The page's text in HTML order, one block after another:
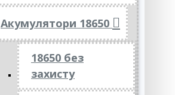
Акумулятори 18650
18650 без
захисту